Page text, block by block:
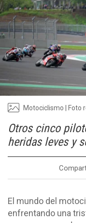
Motociclismo | Foto
Otros cinco
heridas leves y
El mundo del
enfrentando una